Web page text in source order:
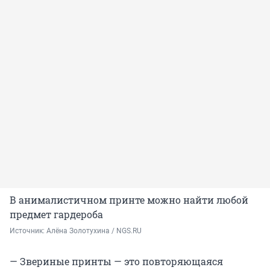
В анималистичном принте можно найти любой
предмет гардероба
Источник: Алёна Золотухина / NGS.RU
— Звериные принты — это повторяющаяся